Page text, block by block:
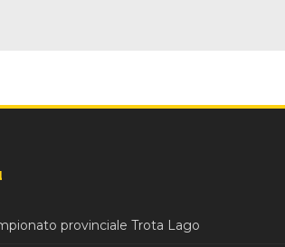
provinciale Trota Lago